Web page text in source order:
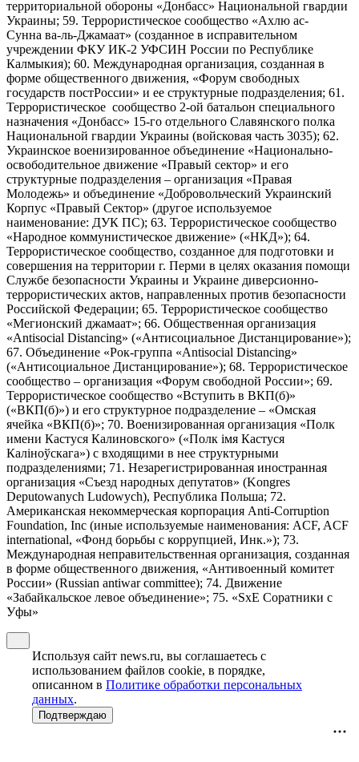
территориальной обороны «Донбасс» Национальной гвардии
Украины; 59. Террористическое сообщество «Ахлю ас-
Сунна ва-ль-Джамаат» (созданное в исправительном
учреждении ФКУ ИК-2 УФСИН России по Республике
Калмыкия); 60. Международная организация, созданная в
форме общественного движения, «Форум свободных
государств постРоссии» и ее структурные подразделения; 61.
Террористическое сообщество 2-ой батальон специального
назначения «Донбасс» 15-го отдельного Славянского полка
Национальной гвардии Украины (войсковая часть 3035); 62.
Украинское военизированное объединение «Национально-
освободительное движение «Правый сектор» и его
структурные подразделения – организация «Правая
Молодежь» и объединение «Добровольческий Украинский
Корпус «Правый Сектор» (другое используемое
наименование: ДУК ПС); 63. Террористическое сообщество
«Народное коммунистическое движение» («НКД»); 64.
Террористическое сообщество, созданное для подготовки и
совершения на территории г. Перми в целях оказания помощи
Службе безопасности Украины и Украине диверсионно-
террористических актов, направленных против безопасности
Российской Федерации; 65. Террористическое сообщество
«Мегионский джамаат»; 66. Общественная организация
«Antisocial Distancing» («Антисоциальное Дистанцирование»);
67. Объединение «Рок-группа «Antisocial Distancing»
(«Антисоциальное Дистанцирование»); 68. Террористическое
сообщество – организация «Форум свободной России»; 69.
Террористическое сообщество «Вступить в ВКП(б)»
(«ВКП(б)») и его структурное подразделение – «Омская
ячейка «ВКП(б)»; 70. Военизированная организация «Полк
имени Кастуся Калиновского» («Полк iмя Кастуся
Калiноўскага») с входящими в нее структурными
подразделениями; 71. Незарегистрированная иностранная
организация «Съезд народных депутатов» (Kongres
Deputowanych Ludowych), Республика Польша; 72.
Американская некоммерческая корпорация Anti-Corruption
Foundation, Inc (иные используемые наименования: ACF, ACF
international, «Фонд борьбы с коррупцией, Инк.»); 73.
Международная неправительственная организация, созданная
в форме общественного движения, «Антивоенный комитет
России» (Russian antiwar committee); 74. Движение
«Забайкальское левое объединение»; 75. «SxE Соратники с
Уфы»
Используя сайт news.ru, вы соглашаетесь с
использованием файлов cookie, в порядке,
описанном в Политике обработки персональных
данных.
Подтверждаю